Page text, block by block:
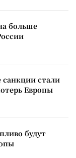
больше
стали
Европы
будут